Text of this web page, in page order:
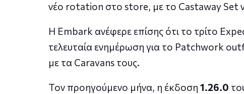
νέο rotation στο store, με το Castaway Set
Η Embark ανέφερε επίσης ότι το τρίτο
τελευταία ενημέρωση για το Patchwork
με τα Caravans τους.
Τον προηγούμενο μήνα, η έκδοση 1.26.0